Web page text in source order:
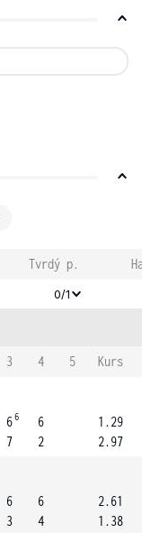
Tvrdý p.
0/1
3 4 5
Kurs
66
7
6
2
1.29
2.97
6
3
6
4
2.61
1.38